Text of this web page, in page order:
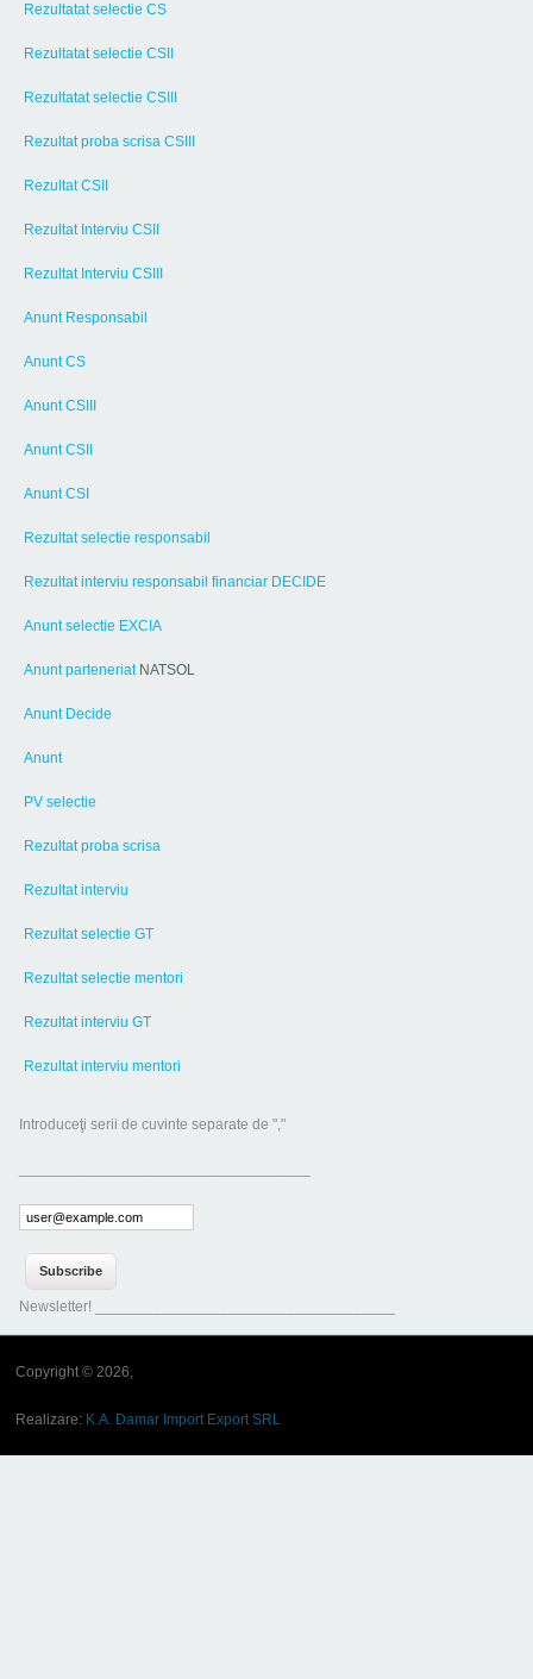
Rezultatat selectie CS
Rezultatat selectie CSII
Rezultatat selectie CSIII
Rezultat proba scrisa CSIII
Rezultat CSII
Rezultat Interviu CSII
Rezultat Interviu CSIII
Anunt Responsabil
Anunt CS
Anunt CSIII
Anunt CSII
Anunt CSI
Rezultat selectie responsabil
Rezultat interviu responsabil financiar DECIDE
Anunt selectie EXCIA
Anunt parteneriatNATSOL
Anunt Decide
Anunt
PV selectie
Rezultat proba scrisa
Rezultat interviu
Rezultat selectie GT
Rezultat selectie mentori
Rezultat interviu GT
Rezultat interviu mentori
Introduceţi serii de cuvinte separate de ","
Newsletter! ____________________________________
Copyright © 2026,
Realizare: K.A. Damar Import Export SRL